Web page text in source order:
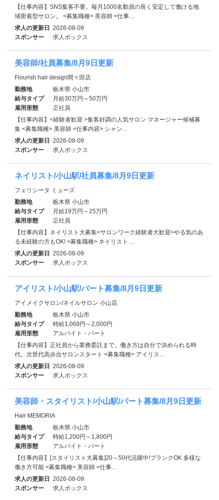
【仕事内容】SNS集客不要。毎月1000名動員の長く安定して働ける地
域密着型サロン。 <募集職種> 美容師 <仕事…
求人の更新日 2026-08-09
スポンサー
求人ボックス
美容師/社員募集/8月9日更新
Flourish hair design間々田店
勤務地
栃木県 小山市
給与タイプ
月給30万円～50万円
雇用形態
正社員
【仕事内容】<経験者歓迎 >集客好調の人気サロン マネージャー候補募
集 <募集職種> 美容師 <仕事内容> シャン…
求人の更新日 2026-08-09
スポンサー
求人ボックス
ネイリスト/小山駅/社員募集/8月9日更新
フェリシータ ミューズ
勤務地
栃木県 小山市
給与タイプ
月給19万円～25万円
雇用形態
正社員
【仕事内容】ネイリスト大募集<サロンワーク経験者大歓迎>やる気のあ
る未経験の方もOK! <募集職種> ネイリスト …
求人の更新日 2026-08-09
スポンサー
求人ボックス
アイリスト/小山駅/パート募集/8月9日更新
アイメイクサロン/ネイルサロン 小山店
勤務地
栃木県 小山市
給与タイプ
時給1,068円～2,000円
雇用形態
アルバイト・パート
【仕事内容】正社員から業務委託まで。働き方は自分で決められる時
代。次世代高歩合サロンスタート <募集職種> アイリス…
求人の更新日 2026-08-09
スポンサー
求人ボックス
美容師・スタイリスト/小山駅/パート募集/8月9日更新
Hair MEMORIA
勤務地
栃木県 小山市
給与タイプ
時給1,200円～1,800円
雇用形態
アルバイト・パート
【仕事内容】[スタイリスト大募集]20～50代活躍中!ブランクOK 多様な
働き方可能 <募集職種> 美容師 <仕事…
求人の更新日 2026-08-09
スポンサー
求人ボックス